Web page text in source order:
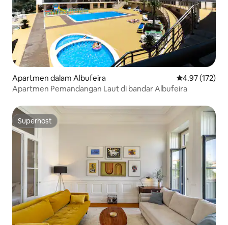
Apartmen dalam Albufeira Penarafan
4.97 (172)
Apartmen Pemandangan Laut di bandar Albufeira
Superhost
Superhost